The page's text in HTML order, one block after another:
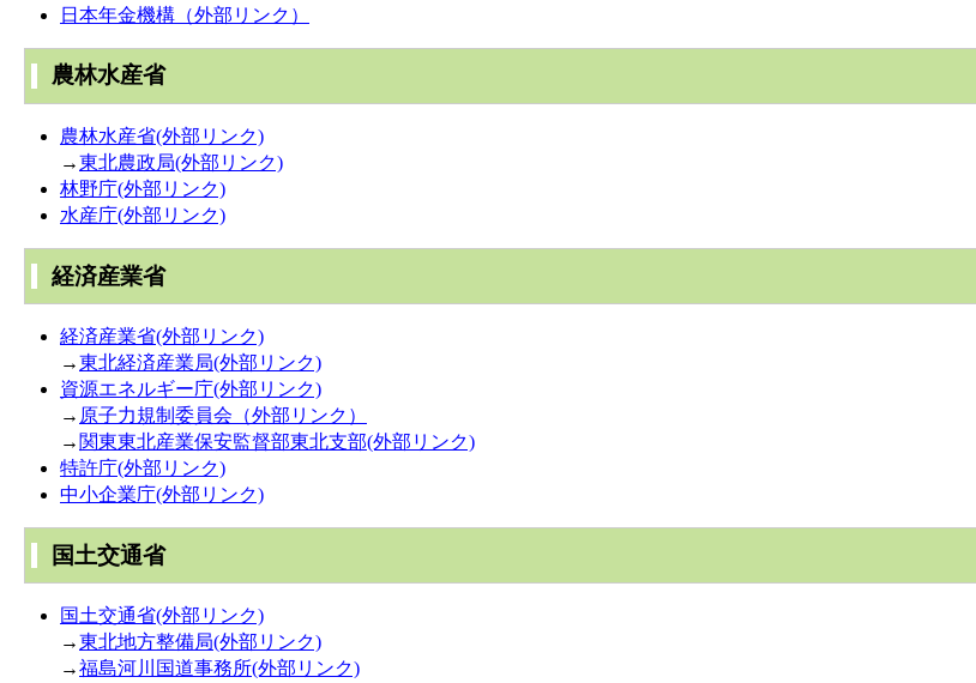
日本年金機構（外部リンク）
農林水産省
農林水産省(外部リンク)
→東北農政局(外部リンク)
林野庁(外部リンク)
水産庁(外部リンク)
経済産業省
経済産業省(外部リンク)
→東北経済産業局(外部リンク)
資源エネルギー庁(外部リンク)
→ 原子力規制委員会（外部リンク）
→ 関東東北産業保安監督部東北支部(外部リンク)
特許庁(外部リンク)
中小企業庁(外部リンク)
国土交通省
国土交通省(外部リンク)
→東北地方整備局(外部リンク)
→福島河川国道事務所(外部リンク)